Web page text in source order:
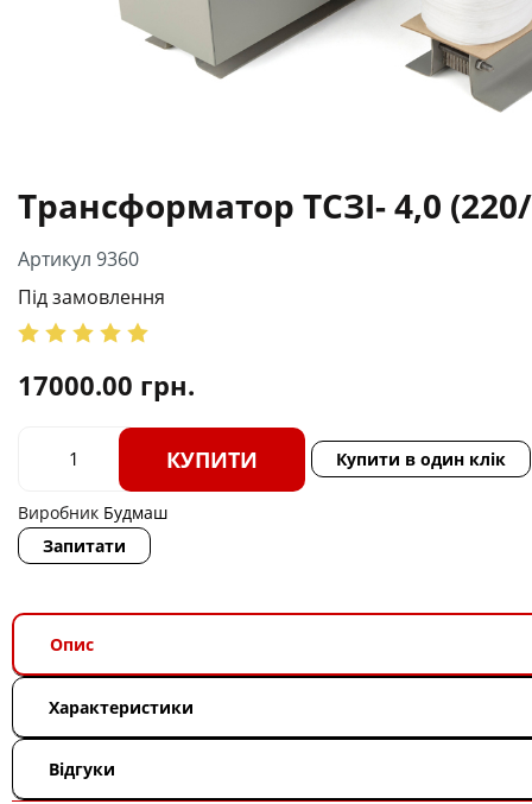
Трансформатор ТСЗІ- 4,0
Артикул 9360
Під замовлення
17000.00 грн.
КУПИТИ Купити в один клік
Виробник Будмаш
Запитати
Опис
Характеристики
Відгуки